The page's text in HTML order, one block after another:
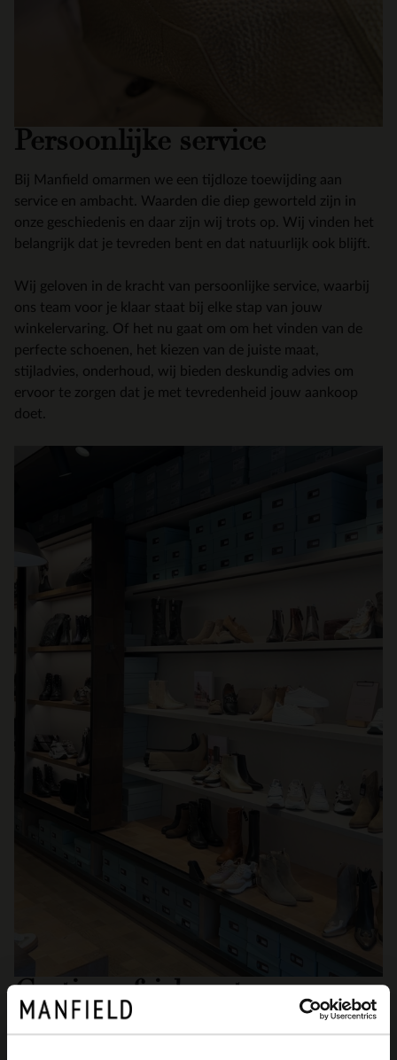
Persoonlijke service
Bij Manfield omarmen we een tijdloze toewijding aan
service en ambacht. Waarden die diep geworteld zijn in
onze geschiedenis en daar zijn wij trots op. Wij vinden het
belangrijk dat je tevreden bent en dat natuurlijk ook blijft.
Wij geloven in de kracht van persoonlijke service, waarbij
ons team voor je klaar staat bij elke stap van jouw
winkelervaring. Of het nu gaat om om het vinden van de
perfecte schoenen, het kiezen van de juiste maat,
stijladvies, onderhoud, wij bieden deskundig advies om
ervoor te zorgen dat je met tevredenheid jouw aankoop
doet.
Gratis opfrisbeurt